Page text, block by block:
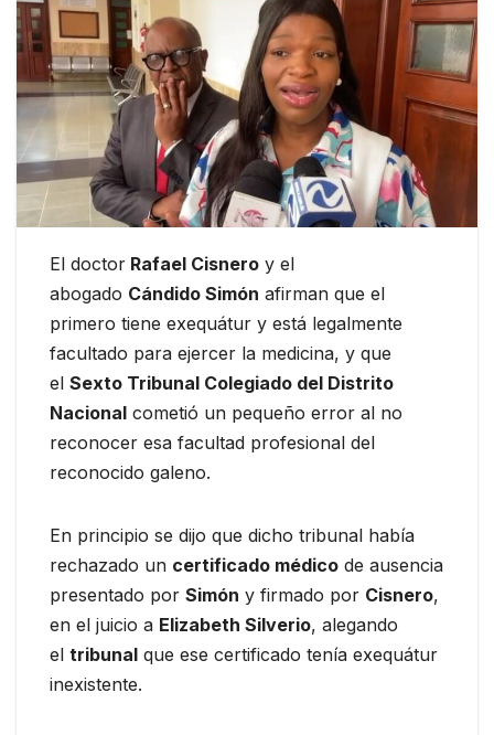
El doctor Rafael Cisnero y el
abogado Cándido Simón afirman que el
primero tiene exequátur y está legalmente
facultado para ejercer la medicina, y que
el Sexto Tribunal Colegiado del Distrito
Nacional cometió un pequeño error al no
reconocer esa facultad profesional del
reconocido galeno.
En principio se dijo que dicho tribunal había
rechazado un certificado médico de ausencia
presentado por Simón y firmado por Cisnero,
en el juicio a Elizabeth Silverio, alegando
el tribunal que ese certificado tenía exequátur
inexistente.